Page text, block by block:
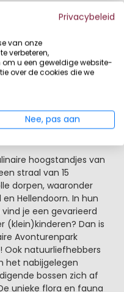
binnen fietsbereik:
oversteken via
van de prachtige
resort ligt aan het
Kanaal en aan de
unieke Lemelerberg.
daarmee een perfecte
hoogstandjes van
straal van 15
dorpen, waaronder
Hellendoorn. In hun
je een gevarieerd
(klein)kinderen? Dan is
Avonturenpark
Ook natuurliefhebbers
het nabijgelegen
bossen zich af
unieke flora en fauna
Privacybeleid
van onze
verbeteren,
u een geweldige website-
over de cookies die we
Nee, pas aan